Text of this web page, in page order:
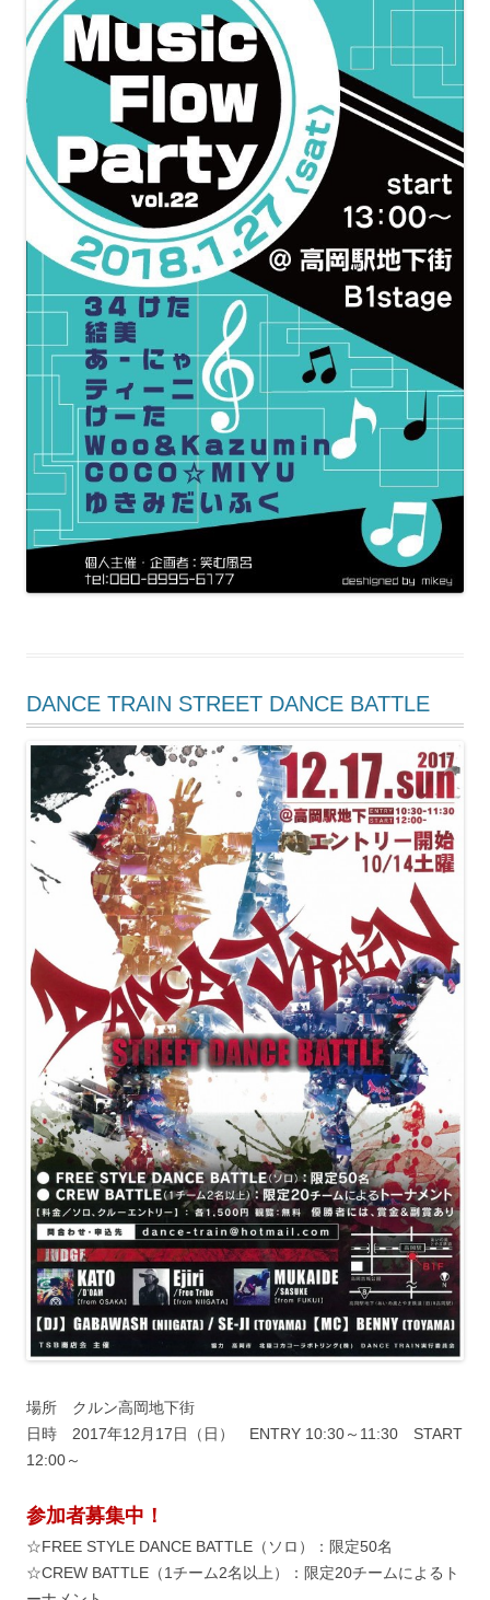
DANCE TRAIN STREET DANCE BATTLE
場所 クルン高岡地下街
日時 2017年12月17日（日） ENTRY 10:30～11:30 START
12:00～
参加者募集中！
☆FREE STYLE DANCE BATTLE（ソロ）：限定50名
☆CREW BATTLE（1チーム2名以上）：限定20チームによるト